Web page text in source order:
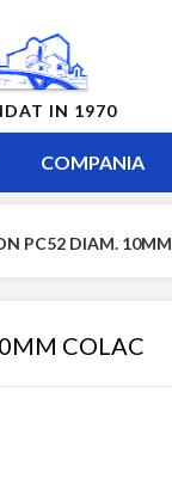
IN 1970
COMPANIA
PC52 DIAM.
COLAC